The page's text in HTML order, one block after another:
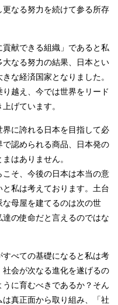
なる努力を続けて参る所存
貢献できる組織」であると私
なる努力の結果、日本とい
な経済国家となりました。
越え、今では世界をリード
げています。
に誇れる日本を目指して必
認められる商品、日本発の
はありません。
そ、今後の日本は本当の意
私は考えております。土台
母屋を建てるのは次の世
の使命だと言えるのではな
すべての基礎になると私は考
会が次なる進化を遂げるの
に育むべきであるか？そん
真正面から取り組み、「社